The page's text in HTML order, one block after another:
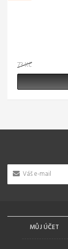
73 Kč
MŮJ ÚČET